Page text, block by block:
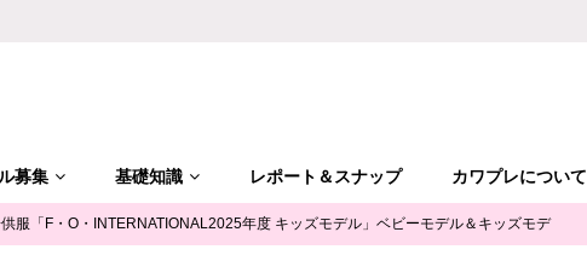
募集 基礎知識 レポート＆スナップ カワプレについて
服「F・O・INTERNATIONAL2025年度 キッズモデル」ベビーモデル＆キッズモデ